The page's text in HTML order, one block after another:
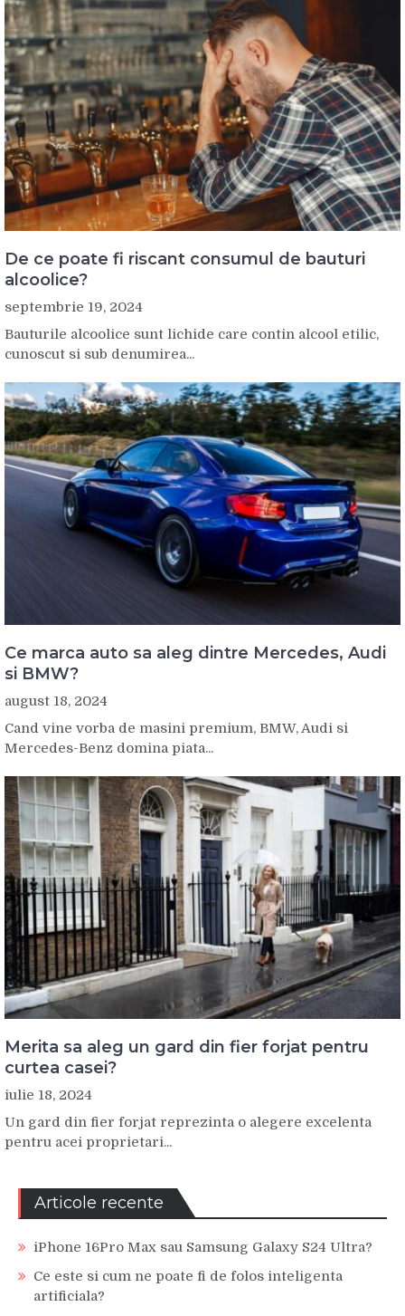
De ce poate fi riscant consumul de bauturi
alcoolice?
septembrie 19, 2024
Bauturile alcoolice sunt lichide care contin alcool etilic,
cunoscut si sub denumirea...
Ce marca auto sa aleg dintre Mercedes, Audi
si BMW?
august 18, 2024
Cand vine vorba de masini premium, BMW, Audi si
Mercedes-Benz domina piata...
Merita sa aleg un gard din fier forjat pentru
curtea casei?
iulie 18, 2024
Un gard din fier forjat reprezinta o alegere excelenta
pentru acei proprietari...
Articole recente
iPhone 16Pro Max sau Samsung Galaxy S24 Ultra?
Ce este si cum ne poate fi de folos inteligenta
artificiala?